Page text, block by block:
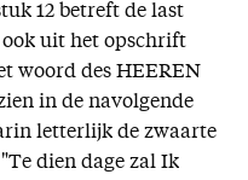
12 betreft de last
uit het opschrift
woord des HEEREN
in de navolgende
letterlijk de zwaarte
dien dage zal Ik